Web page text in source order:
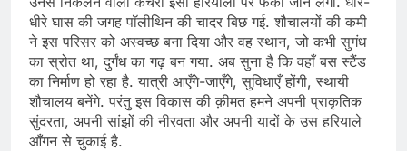
धीरे घास की जगह पॉलीथिन की चादर बिछ गई. शौचालयों की कमी
ने इस परिसर को अस्वच्छ बना दिया और वह स्थान, जो कभी सुगंध
का स्रोत था, दुर्गंध का गढ़ बन गया. अब सुना है कि वहाँ बस स्टैंड
का निर्माण हो रहा है. यात्री आएँगे-जाएँगे, सुविधाएँ होंगी, स्थायी
शौचालय बनेंगे. परंतु इस विकास की क़ीमत हमने अपनी प्राकृतिक
सुंदरता, अपनी सांझों की नीरवता और अपनी यादों के उस हरियाले
आँगन से चुकाई है.